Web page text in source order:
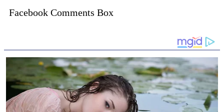
Facebook Comments Box